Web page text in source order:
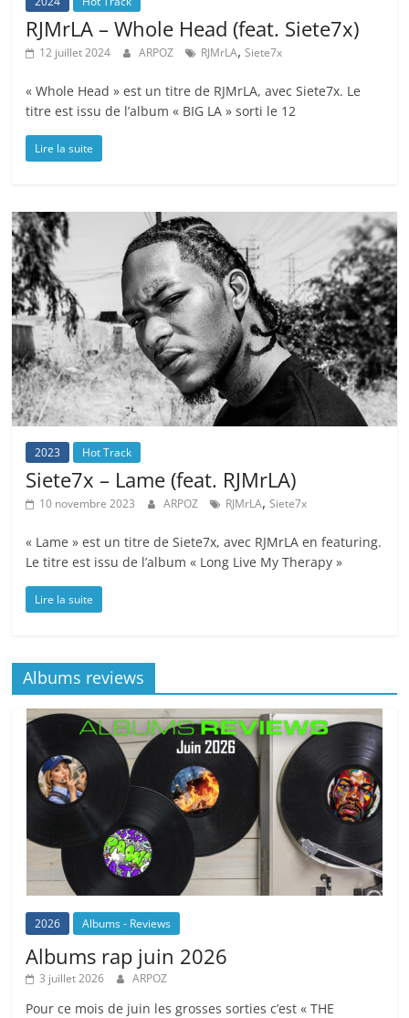
RJMrLA – Whole Head (feat. Siete7x)
12 juillet 2024 ARPOZ RJMrLA,Siete7x
« Whole Head » est un titre de RJMrLA, avec Siete7x. Le
titre est issu de l’album « BIG LA » sorti le 12
Lire la suite
2023 Hot Track
Siete7x – Lame (feat. RJMrLA)
10 novembre 2023 ARPOZ RJMrLA,Siete7x
« Lame » est un titre de Siete7x, avec RJMrLA en featuring.
Le titre est issu de l’album « Long Live My Therapy »
Lire la suite
Albums reviews
2026 Albums - Reviews
Albums rap juin 2026
3 juillet 2026 ARPOZ
Pour ce mois de juin les grosses sorties c’est « THE